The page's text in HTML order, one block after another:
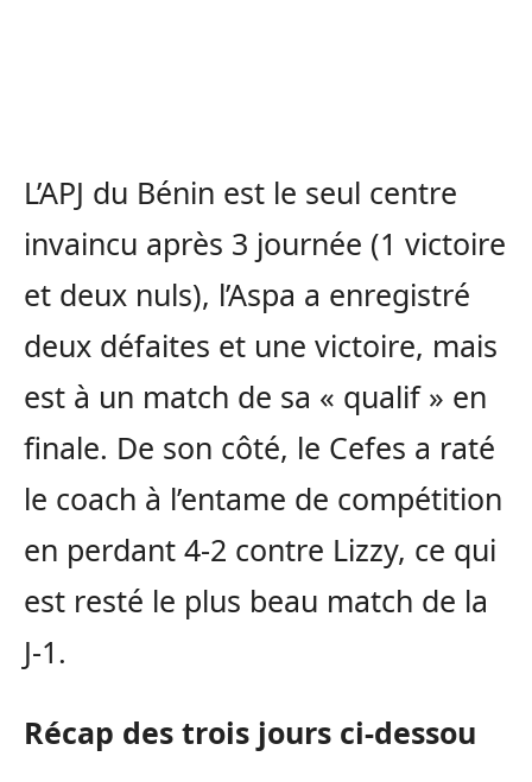
L’APJ du Bénin est le seul centre
invaincu après 3 journée (1 victoire
et deux nuls), l’Aspa a enregistré
deux défaites et une victoire, mais
est à un match de sa « qualif » en
finale. De son côté, le Cefes a raté
le coach à l’entame de compétition
en perdant 4-2 contre Lizzy, ce qui
est resté le plus beau match de la
J-1.
Récap des trois jours ci-dessou